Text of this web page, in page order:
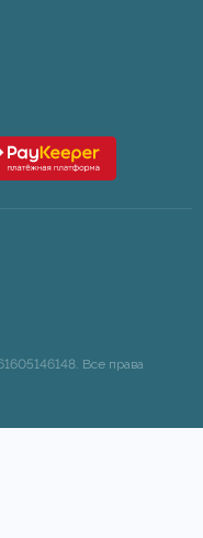
Все права